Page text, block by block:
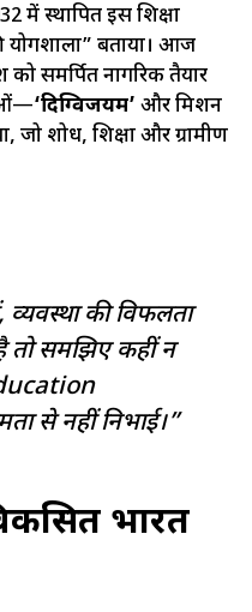
में स्थापित इस शिक्षा
प्रयोगशाला” बताया। आज
समर्पित नागरिक तैयार
‘दिग्विजयम’ और मिशन
जो शोध, शिक्षा और ग्रामीण
व्यवस्था की विफलता
तो समझिए कहीं न
से नहीं निभाई।”
भारत